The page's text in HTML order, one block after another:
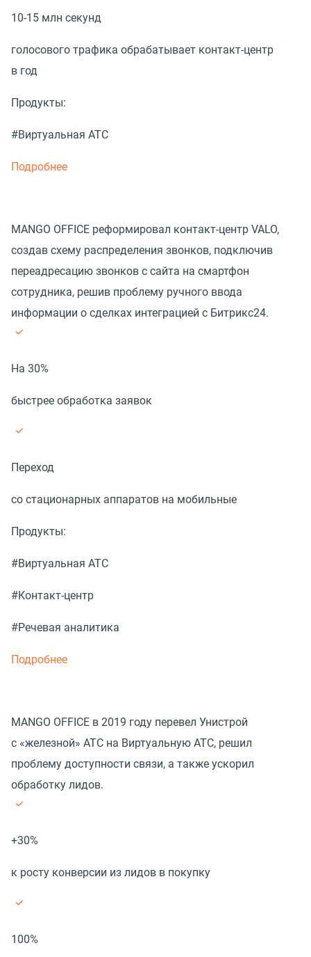
10-15 млн секунд
голосового трафика обрабатывает контакт-центр
в год
Продукты:
#Виртуальная АТС
Подробнее
MANGO OFFICE реформировал контакт-центр VALO,
создав схему распределения звонков, подключив
переадресацию звонков с сайта на смартфон
сотрудника, решив проблему ручного ввода
информации о сделках интеграцией с Битрикс24.
На 30%
быстрее обработка заявок
Переход
со стационарных аппаратов на мобильные
Продукты:
#Виртуальная АТС
#Контакт-центр
#Речевая аналитика
Подробнее
MANGO OFFICE в 2019 году перевел Унистрой
с «железной» АТС на Виртуальную АТС, решил
проблему доступности связи, а также ускорил
обработку лидов.
+30%
к росту конверсии из лидов в покупку
100%